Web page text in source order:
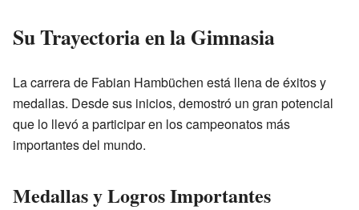
Su Trayectoria en la Gimnasia
La carrera de Fabian Hambüchen está llena de éxitos y
medallas. Desde sus inicios, demostró un gran potencial
que lo llevó a participar en los campeonatos más
importantes del mundo.
Medallas y Logros Importantes